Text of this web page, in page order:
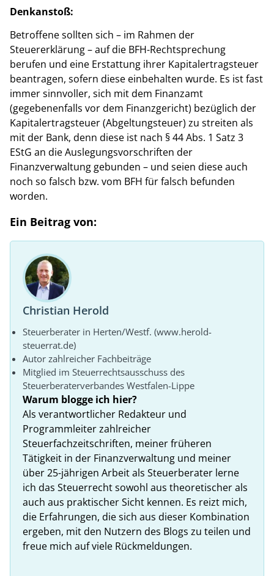
Denkanstoß:
Betroffene sollten sich – im Rahmen der
Steuererklärung – auf die BFH-Rechtsprechung
berufen und eine Erstattung ihrer Kapitalertragsteuer
beantragen, sofern diese einbehalten wurde. Es ist fast
immer sinnvoller, sich mit dem Finanzamt
(gegebenenfalls vor dem Finanzgericht) bezüglich der
Kapitalertragsteuer (Abgeltungsteuer) zu streiten als
mit der Bank, denn diese ist nach § 44 Abs. 1 Satz 3
EStG an die Auslegungsvorschriften der
Finanzverwaltung gebunden – und seien diese auch
noch so falsch bzw. vom BFH für falsch befunden
worden.
Ein Beitrag von:
Christian Herold
Steuerberater in Herten/Westf. (www.herold-
steuerrat.de)
Autor zahlreicher Fachbeiträge
Mitglied im Steuerrechtsausschuss des
Steuerberaterverbandes Westfalen-Lippe
Warum blogge ich hier?
Als verantwortlicher Redakteur und
Programmleiter zahlreicher
Steuerfachzeitschriften, meiner früheren
Tätigkeit in der Finanzverwaltung und meiner
über 25-jährigen Arbeit als Steuerberater lerne
ich das Steuerrecht sowohl aus theoretischer als
auch aus praktischer Sicht kennen. Es reizt mich,
die Erfahrungen, die sich aus dieser Kombination
ergeben, mit den Nutzern des Blogs zu teilen und
freue mich auf viele Rückmeldungen.